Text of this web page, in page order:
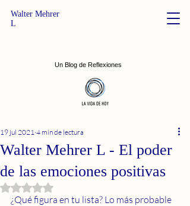
Walter Mehrer
L
Un Blog de Reflexiones
Walter Mehrer L - El poder
de las emociones positivas
19 jul 2021 4 min de lectura
Obtuvo NaN de 5 estrellas.
¿Qué figura en tu lista? Lo más probable